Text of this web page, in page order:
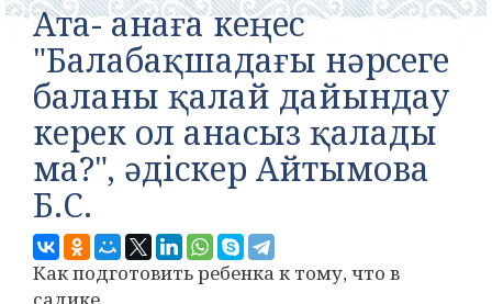
Ата- анаға кеңес
"Балабақшадағы нәрсеге
баланы қалай дайындау
керек ол анасыз қалады
ма?", әдіскер Айтымова
Б.С.
Как подготовить ребенка к тому, что в